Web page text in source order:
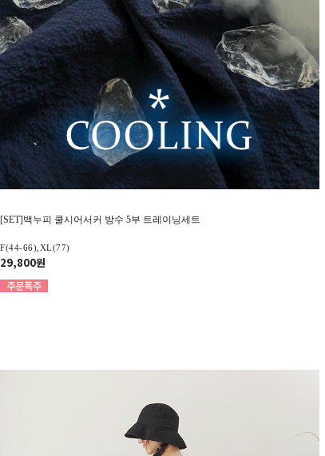
[SET]백누피 쿨시어서커 방수 5부 트레이닝세트
F(44-66),XL(77)
29,800원